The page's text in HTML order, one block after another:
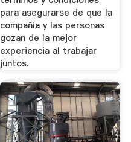
para asegurarse de que la
compañía y las personas
gozan de la mejor
experiencia al trabajar
juntos.